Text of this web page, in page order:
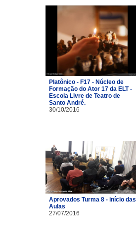
Platônico - F17 - Núcleo de
Formação do Ator 17 da ELT -
Escola Livre de Teatro de
Santo André.
30/10/2016
Aprovados Turma 8 - início das
Aulas
27/07/2016